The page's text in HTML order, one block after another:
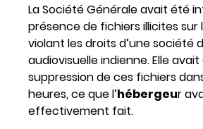
La Société Générale avait été
présence de fichiers illicites
violant les droits d’une société
audiovisuelle indienne. Elle avait
suppression de ces fichiers
heures, ce que l’hébergeur
effectivement fait.